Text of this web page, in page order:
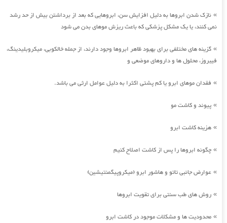
» نازک شدن ابروها به دلیل افزایش سن، ابروهایی که بعد از برداشتن بیش از حد رشد
نمی کنند، یا یک مشکل پزشکی که باعث ریزش موهای بدن می شود
» گزینه های مختلفی برای بهبود ظاهر ابروها وجود دارند، از جمله خالکوبی، میکروبلیدینگ،
فیبروز، محلول ها و داروهای موضعی و
» فقدان موهای ابرو یا کم پشتی اکثرا به دلیل عوامل ارثی می باشد.
» پیوند و کاشت مو
» هزینه کاشت ابرو
» چگونه ابروها را پس از کاشت اصلاح کنیم
» عوارض جانبی تاتو و هاشور ابرو (میکروپیگمنتیشین)
» روش های طب سنتی برای تقویت ابروها
» محدودیت ها و مشکلات موجود در کاشت ابرو